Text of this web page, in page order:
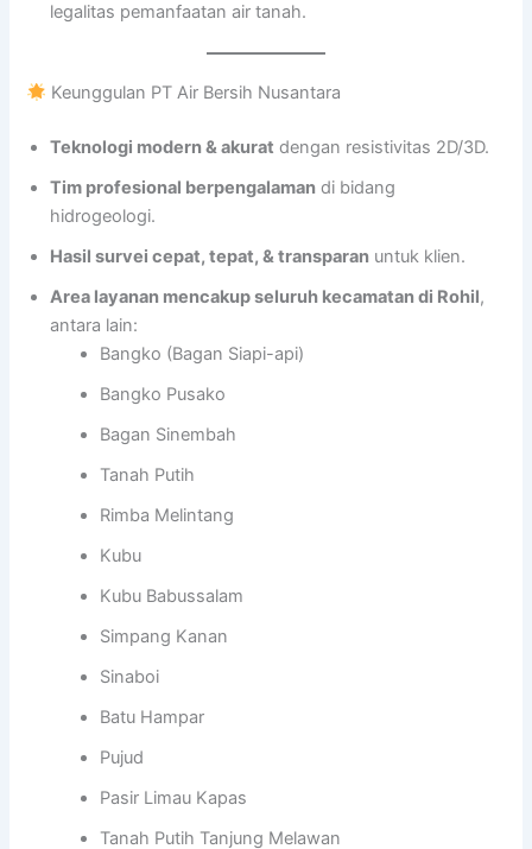
legalitas pemanfaatan air tanah.
Keunggulan PT Air Bersih Nusantara
Teknologi modern & akurat dengan resistivitas 2D/3D.
Tim profesional berpengalaman di bidang
hidrogeologi.
Hasil survei cepat, tepat, & transparan untuk klien.
Area layanan mencakup seluruh kecamatan di Rohil,
antara lain:
Bangko (Bagan Siapi-api)
Bangko Pusako
Bagan Sinembah
Tanah Putih
Rimba Melintang
Kubu
Kubu Babussalam
Simpang Kanan
Sinaboi
Batu Hampar
Pujud
Pasir Limau Kapas
Tanah Putih Tanjung Melawan